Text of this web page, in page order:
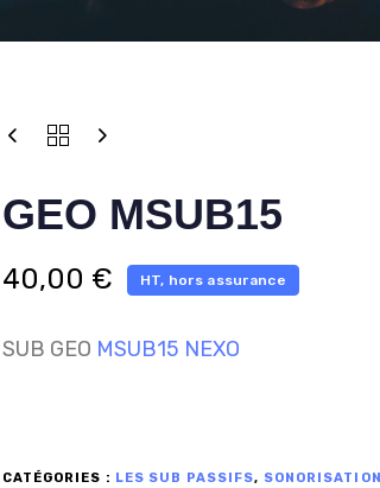
GEO MSUB15
40,00 € HT, hors assurance
SUB GEO MSUB15 NEXO
CATÉGORIES : LES SUB PASSIFS, SONORISATION